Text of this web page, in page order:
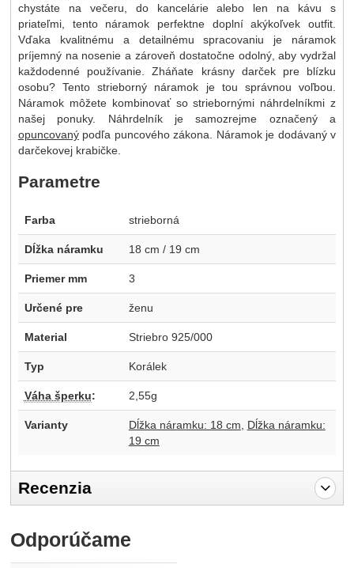
chystáte na večeru, do kancelárie alebo len na kávu s
priateľmi, tento náramok perfektne doplní akýkoľvek outfit.
Vďaka kvalitnému a detailnému spracovaniu je náramok
príjemný na nosenie a zároveň dostatočne odolný, aby vydržal
každodenné používanie. Zháňate krásny darček pre blízku
osobu? Tento strieborný náramok je tou správnou voľbou.
Náramok môžete kombinovať so striebornými náhrdelníkmi z
našej ponuky. Náhrdelník je samozrejme označený a
opuncovanýpodľa puncového zákona. Náramok je dodávaný v
darčekovej krabičke.
Parametre
Farba strieborná
Dĺžka náramku 18 cm / 19 cm
Priemer mm 3
Určené pre ženu
Material Striebro 925/000
Typ Korálek
Váha šperku: 2,55g
Varianty Dĺžka náramku: 18 cm
Dĺžka náramku:
19 cm
Recenzia
Recenzia
Odporúčame